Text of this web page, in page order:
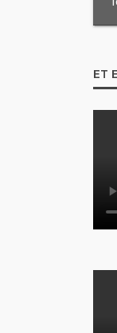
ET